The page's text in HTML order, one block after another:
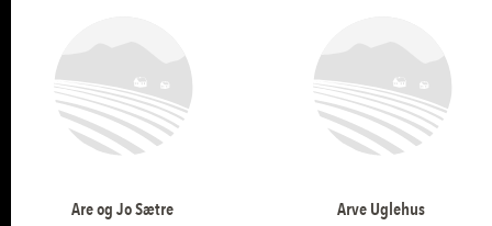
Are og Jo Sætre Arve Uglehus